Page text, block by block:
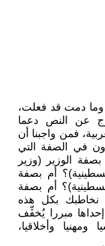
وما دمت قد فعلت،
عن النص دعما
فمن واجبنا أن
في الصفة التي
الوزير (وزير
أم بصفة
أم بصفة
نخاطبك بكل هذه
مبررا يُخفِّف
وأخلاقيا،